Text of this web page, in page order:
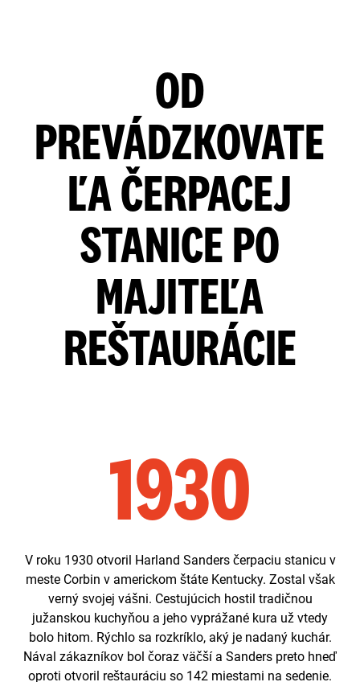
OD
PREVÁDZKOVATE
ĽA ČERPACEJ
STANICE PO
MAJITEĽA
REŠTAURÁCIE
1930
V roku 1930 otvoril Harland Sanders čerpaciu stanicu v
meste Corbin v americkom štáte Kentucky. Zostal však
verný svojej vášni. Cestujúcich hostil tradičnou
južanskou kuchyňou a jeho vyprážané kura už vtedy
bolo hitom. Rýchlo sa rozkríklo, aký je nadaný kuchár.
Nával zákazníkov bol čoraz väčší a Sanders preto hneď
oproti otvoril reštauráciu so 142 miestami na sedenie.